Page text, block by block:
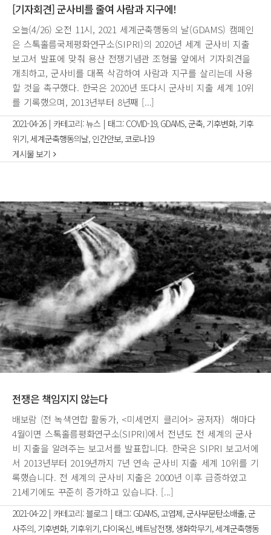
[기자회견] 군사비를 줄여 사람과 지구에!
오늘(4/26) 오전 11시, 2021 세계군축행동의 날(GDAMS) 캠페인
은 스톡홀름국제평화연구소(SIPRI)의 2020년 세계 군사비 지출
보고서 발표에 맞춰 용산 전쟁기념관 조형물 앞에서 기자회견을
개최하고, 군사비를 대폭 삭감하여 사람과 지구를 살리는데 사용
할 것을 촉구했다. 한국은 2020년 또다시 군사비 지출 세계 10위
를 기록했으며, 2013년부터 8년째 [...]
2021-04-26 | 카테고리:뉴스 | 태그: COVID-19, GDAMS,군축, 기후변화, 기후
위기,세계군축행동의날, 인간안보,코로나19
게시물 보기
전쟁은 책임지지 않는다
배보람 (전 녹색연합 활동가, <미세먼지 클리어> 공저자) 해마다
4월이면 스톡홀름평화연구소(SIPRI)에서 전년도 전 세계의 군사
비 지출을 알려주는 보고서를 발표합니다. 한국은 SIPRI 보고서에
서 2013년부터 2019년까지 7년 연속 군사비 지출 세계 10위를 기
록했습니다. 전 세계의 군사비 지출은 2000년 이후 급증하였고
21세기에도 꾸준히 증가하고 있습니다. [...]
2021-04-22 | 카테고리:블로그 | 태그: GDAMS,고엽제,군사부문탄소배출,군
사주의, 기후변화, 기후위기, 다이옥신, 베트남전쟁, 생화학무기,세계군축행동